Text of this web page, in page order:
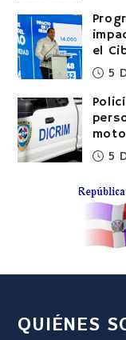
el
5
5
QUIÉNES